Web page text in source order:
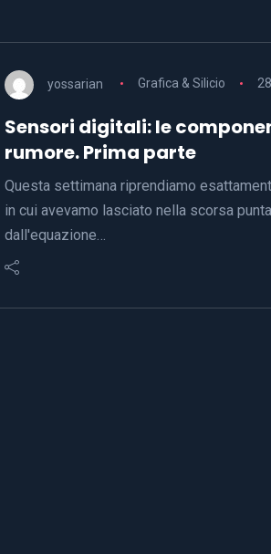
yossarian Grafica & Silicio
Sensori digitali: le
rumore. Prima parte
Questa settimana riprendiamo
in cui avevamo lasciato nella scorsa
dall'equazione…